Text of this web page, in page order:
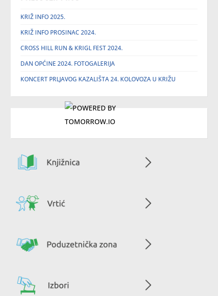
KRIŽ INFO 2025.
KRIŽ INFO PROSINAC 2024.
CROSS HILL RUN & KRIGL FEST 2024.
DAN OPĆINE 2024. FOTOGALERIJA
KONCERT PRLJAVOG KAZALIŠTA 24. KOLOVOZA U KRIŽU